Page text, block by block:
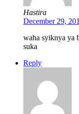
Hastira
December 29,
waha syiknya ya
suka
Reply